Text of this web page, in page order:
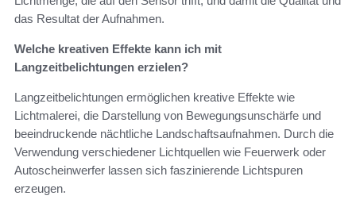
das Resultat der Aufnahmen.
Welche kreativen Effekte kann ich mit
Langzeitbelichtungen erzielen?
Langzeitbelichtungen ermöglichen kreative Effekte wie
Lichtmalerei, die Darstellung von Bewegungsunschärfe und
beeindruckende nächtliche Landschaftsaufnahmen. Durch die
Verwendung verschiedener Lichtquellen wie Feuerwerk oder
Autoscheinwerfer lassen sich faszinierende Lichtspuren
erzeugen.